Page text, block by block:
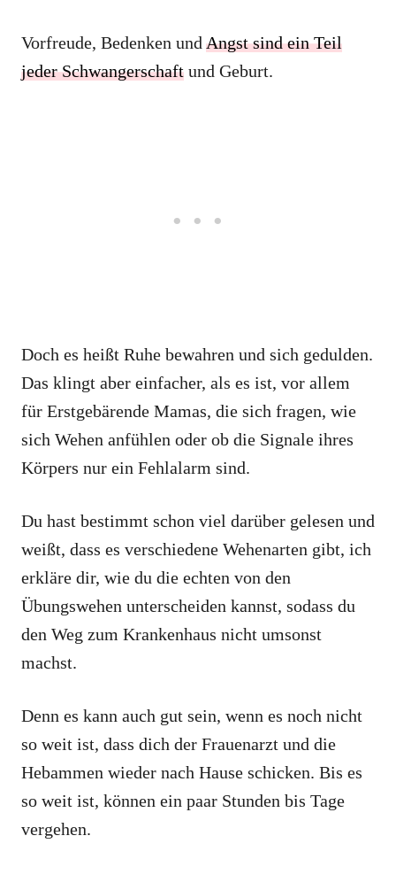
Vorfreude, Bedenken und Angst sind ein Teil
jeder Schwangerschaft und Geburt.
Doch es heißt Ruhe bewahren und sich gedulden.
Das klingt aber einfacher, als es ist, vor allem
für Erstgebärende Mamas, die sich fragen, wie
sich Wehen anfühlen oder ob die Signale ihres
Körpers nur ein Fehlalarm sind.
Du hast bestimmt schon viel darüber gelesen und
weißt, dass es verschiedene Wehenarten gibt, ich
erkläre dir, wie du die echten von den
Übungswehen unterscheiden kannst, sodass du
den Weg zum Krankenhaus nicht umsonst
machst.
Denn es kann auch gut sein, wenn es noch nicht
so weit ist, dass dich der Frauenarzt und die
Hebammen wieder nach Hause schicken. Bis es
so weit ist, können ein paar Stunden bis Tage
vergehen.